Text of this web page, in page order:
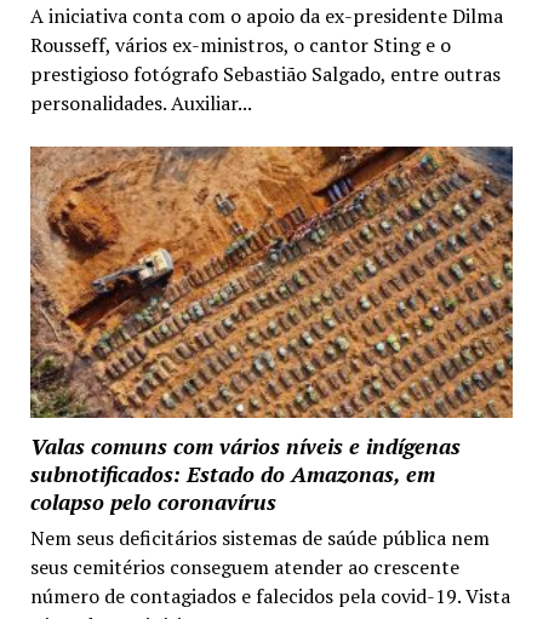
A iniciativa conta com o apoio da ex-presidente Dilma
Rousseff, vários ex-ministros, o cantor Sting e o
prestigioso fotógrafo Sebastião Salgado, entre outras
personalidades. Auxiliar...
Valas comuns com vários níveis e indígenas
subnotificados: Estado do Amazonas, em
colapso pelo coronavírus
Nem seus deficitários sistemas de saúde pública nem
seus cemitérios conseguem atender ao crescente
número de contagiados e falecidos pela covid-19. Vista